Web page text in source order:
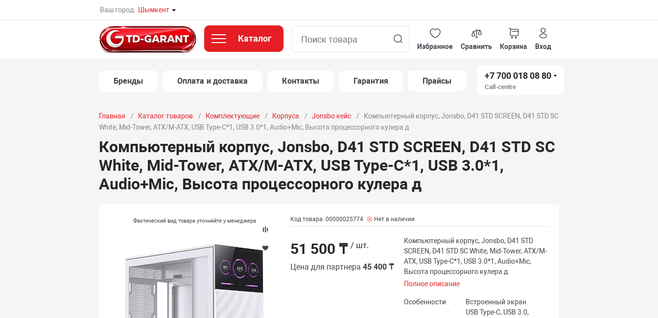
Ваш город: Шымкент
Каталог
Избранное
Сравнить Корзина Вход
Бренды Оплата и доставка Контакты Гарантия Прайсы
+7 700 018 08 80
Call-centre
Главная Каталог товаров Комплектующие Корпуса Jonsbo кейс
Компьютерный корпус, Jonsbo, D41 STD SCREEN, D41 STD SC
White, Mid-Tower, ATX/M-ATX, USB Type-C*1, USB 3.0*1, Audio+Mic, Высота процессорного кулера д
Компьютерный корпус, Jonsbo, D41 STD SCREEN, D41 STD SC
White, Mid-Tower, ATX/M-ATX, USB Type-C*1, USB 3.0*1,
Audio+Mic, Высота процессорного кулера д
Фактический вид товара уточняйте у менеджера Код товара: 00000025774 Нет в наличии
51 500 ₸ / шт.
Цена для партнера45 400 ₸
Компьютерный корпус, Jonsbo, D41 STD
SCREEN, D41 STD SC White, Mid-Tower, ATX/M-
ATX, USB Type-C*1, USB 3.0*1, Audio+Mic,
Высота процессорного кулера д
Полное описание
Особенности Встроенный экран
USB Type-C, USB 3.0,